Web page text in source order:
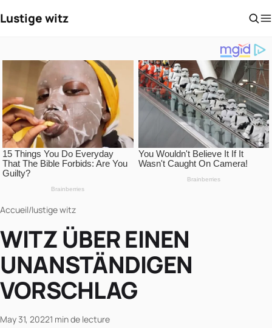
Lustige witz
Accueil/lustige witz
WITZ ÜBER EINEN
UNANSTÄNDIGEN
VORSCHLAG
May 31, 20221 min de lecture